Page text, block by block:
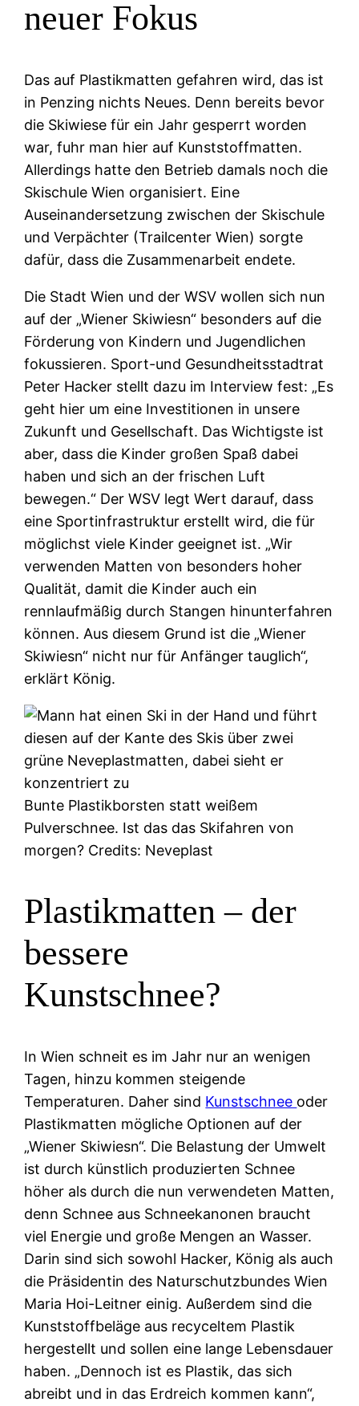
neuer Fokus
Das auf Plastikmatten gefahren wird, das ist
in Penzing nichts Neues. Denn bereits bevor
die Skiwiese für ein Jahr gesperrt worden
war, fuhr man hier auf Kunststoffmatten.
Allerdings hatte den Betrieb damals noch die
Skischule Wien organisiert. Eine
Auseinandersetzung zwischen der Skischule
und Verpächter (Trailcenter Wien) sorgte
dafür, dass die Zusammenarbeit endete.
Die Stadt Wien und der WSV wollen sich nun
auf der „Wiener Skiwiesn“ besonders auf die
Förderung von Kindern und Jugendlichen
fokussieren. Sport-und Gesundheitsstadtrat
Peter Hacker stellt dazu im Interview fest: „Es
geht hier um eine Investitionen in unsere
Zukunft und Gesellschaft. Das Wichtigste ist
aber, dass die Kinder großen Spaß dabei
haben und sich an der frischen Luft
bewegen.“ Der WSV legt Wert darauf, dass
eine Sportinfrastruktur erstellt wird, die für
möglichst viele Kinder geeignet ist. „Wir
verwenden Matten von besonders hoher
Qualität, damit die Kinder auch ein
rennlaufmäßig durch Stangen hinunterfahren
können. Aus diesem Grund ist die „Wiener
Skiwiesn“ nicht nur für Anfänger tauglich“,
erklärt König.
Bunte Plastikborsten statt weißem
Pulverschnee. Ist das das Skifahren von
morgen? Credits: Neveplast
Plastikmatten – der
bessere
Kunstschnee?
In Wien schneit es im Jahr nur an wenigen
Tagen, hinzu kommen steigende
Temperaturen. Daher sind Kunstschnee oder
Plastikmatten mögliche Optionen auf der
„Wiener Skiwiesn“. Die Belastung der Umwelt
ist durch künstlich produzierten Schnee
höher als durch die nun verwendeten Matten,
denn Schnee aus Schneekanonen braucht
viel Energie und große Mengen an Wasser.
Darin sind sich sowohl Hacker, König als auch
die Präsidentin des Naturschutzbundes Wien
Maria Hoi-Leitner einig. Außerdem sind die
Kunststoffbeläge aus recyceltem Plastik
hergestellt und sollen eine lange Lebensdauer
haben. „Dennoch ist es Plastik, das sich
abreibt und in das Erdreich kommen kann“,